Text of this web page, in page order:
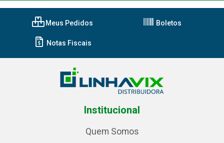
Meus Pedidos Boletos
Notas Fiscais
Institucional
Quem Somos